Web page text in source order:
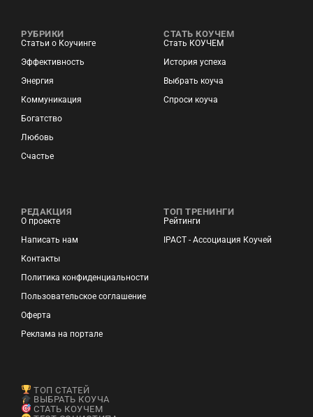
РУБРИКИ
Статьи о Коучинге
Эффективность
Энергия
Коммуникация
Богатство
Любовь
Счастье
СТАТЬ КОУЧЕМ
Стать КОУЧЕМ
История успеха
Выбрать коуча
Спроси коуча
РЕДАКЦИЯ
О проекте
Написать нам
Контакты
Политика конфиденциальности
Пользовательское соглашение
Оферта
Реклама на портале
ТОП ТРЕНИНГИ
Рейтинги
IPACT - Ассоциация Коучей
ТОП СТАТЕЙ
ВЫБРАТЬ КОУЧА
СТАТЬ КОУЧЕМ